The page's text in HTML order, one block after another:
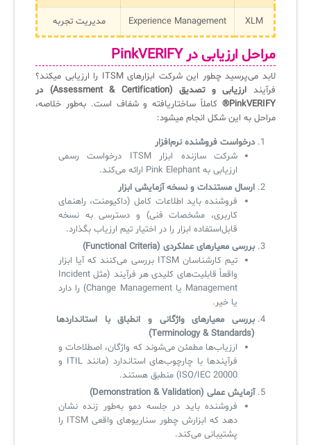
XLM
Experience Management مدیریت تجربه
مراحل ارزیابی در PinkVERIFY
لابد می‌پرسید چطور این شرکت ابزارهای ITSM‌ را ارزیابی میکند؟
فرآیند
ارزیابی و تصدیق (Assessment & Certification) در
PinkVERIFY®
کاملاً ساختاریافته و شفاف است. به‌طور خلاصه،
مراحل به این شکل انجام میشود:
درخواست فروشنده نرم‌افزار
شرکت سازنده ابزار ITSM درخواست رسمی
ارزیابی به Pink Elephant ارائه می‌کند.
ارسال مستندات و نسخه آزمایشی ابزار
فروشنده باید اطلاعات کامل (داکیومنت، راهنمای
کاربری، مشخصات فنی) و دسترسی به نسخه
قابل‌استفاده ابزار را در اختیار تیم ارزیاب بگذارد.
بررسی معیارهای عملکردی (Functional Criteria)
تیم کارشناسان ITSM بررسی می‌کنند که آیا ابزار
واقعاً قابلیت‌های کلیدی هر فرآیند (مثل Incident
Management یا Change Management) را دارد
یا خیر.
بررسی معیارهای واژگانی و انطباق با استانداردها
(Terminology & Standards)
ارزیاب‌ها مطمئن می‌شوند که واژگان، اصطلاحات و
فرآیندها با چارچوب‌های استاندارد (مانند ITIL و
ISO/IEC 20000) منطبق هستند.
آزمایش عملی (Demonstration & Validation)
فروشنده باید در جلسه دمو به‌طور زنده نشان
دهد که ابزارش چطور سناریوهای واقعی ITSM را
پشتیبانی می‌کند.